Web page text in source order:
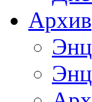
Архив